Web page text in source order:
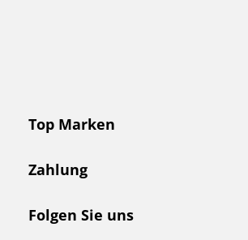
Top Marken
Zahlung
Folgen Sie uns